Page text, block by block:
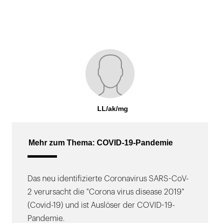
LL/ak/mg
Mehr zum Thema: COVID-19-Pandemie
Das neu identifizierte Coronavirus SARS-CoV-
2 verursacht die "Corona virus disease 2019"
(Covid-19) und ist Auslöser der COVID-19-
Pandemie.